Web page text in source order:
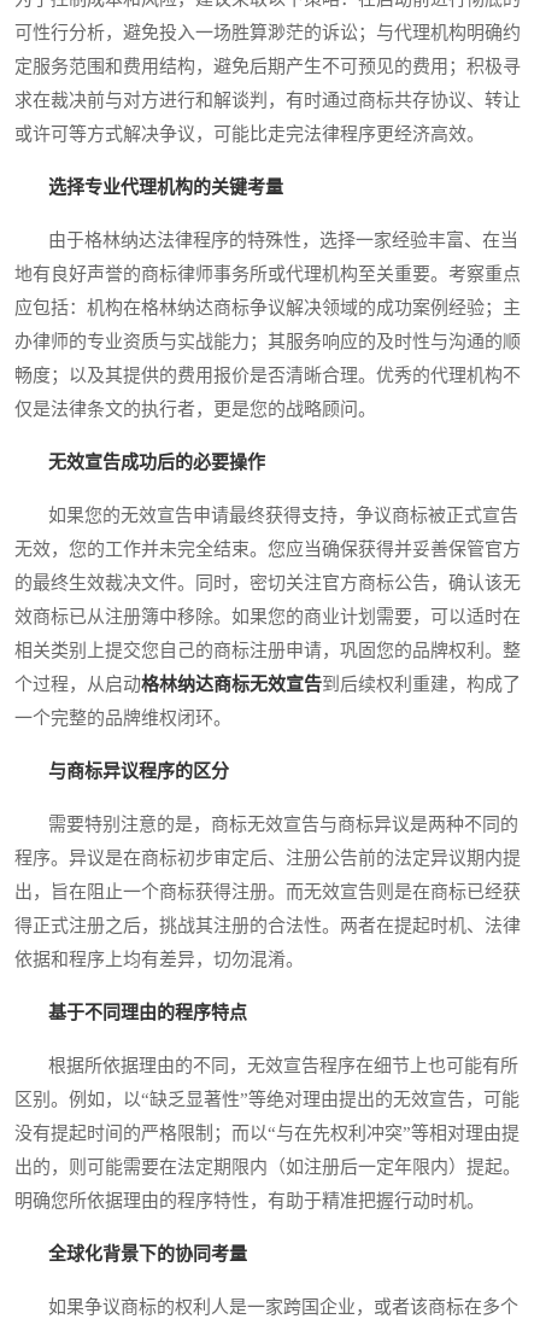
可性行分析，避免投入一场胜算渺茫的诉讼；与代理机构明确约
定服务范围和费用结构，避免后期产生不可预见的费用；积极寻
求在裁决前与对方进行和解谈判，有时通过商标共存协议、转让
或许可等方式解决争议，可能比走完法律程序更经济高效。
选择专业代理机构的关键考量
由于格林纳达法律程序的特殊性，选择一家经验丰富、在当
地有良好声誉的商标律师事务所或代理机构至关重要。考察重点
应包括：机构在格林纳达商标争议解决领域的成功案例经验；主
办律师的专业资质与实战能力；其服务响应的及时性与沟通的顺
畅度；以及其提供的费用报价是否清晰合理。优秀的代理机构不
仅是法律条文的执行者，更是您的战略顾问。
无效宣告成功后的必要操作
如果您的无效宣告申请最终获得支持，争议商标被正式宣告
无效，您的工作并未完全结束。您应当确保获得并妥善保管官方
的最终生效裁决文件。同时，密切关注官方商标公告，确认该无
效商标已从注册簿中移除。如果您的商业计划需要，可以适时在
相关类别上提交您自己的商标注册申请，巩固您的品牌权利。整
个过程，从启动格林纳达商标无效宣告到后续权利重建，构成了
一个完整的品牌维权闭环。
与商标异议程序的区分
需要特别注意的是，商标无效宣告与商标异议是两种不同的
程序。异议是在商标初步审定后、注册公告前的法定异议期内提
出，旨在阻止一个商标获得注册。而无效宣告则是在商标已经获
得正式注册之后，挑战其注册的合法性。两者在提起时机、法律
依据和程序上均有差异，切勿混淆。
基于不同理由的程序特点
根据所依据理由的不同，无效宣告程序在细节上也可能有所
区别。例如，以“缺乏显著性”等绝对理由提出的无效宣告，可能
没有提起时间的严格限制；而以“与在先权利冲突”等相对理由提
出的，则可能需要在法定期限内（如注册后一定年限内）提起。
明确您所依据理由的程序特性，有助于精准把握行动时机。
全球化背景下的协同考量
如果争议商标的权利人是一家跨国企业，或者该商标在多个